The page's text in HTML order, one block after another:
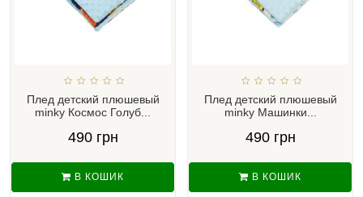
Плед детский плюшевый
minky Космос Голуб...
490 грн
В КОШИК
Плед детский плюшевый
minky Машинки...
490 грн
В КОШИК